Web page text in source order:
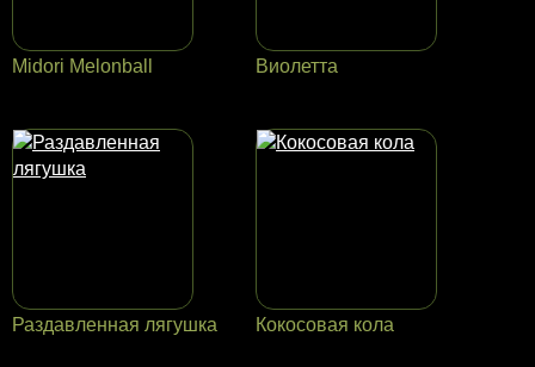
Midori Melonball Виолетта
Раздавленная лягушка Кокосовая кола